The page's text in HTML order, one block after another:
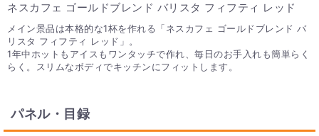
ネスカフェ ゴールドブレンド バリスタ フィフティ レッド
メイン景品は本格的な1杯を作れる「ネスカフェ ゴールドブレンド バ
リスタ フィフティ レッド」。
1年中ホットもアイスもワンタッチで作れ、毎日のお手入れも簡単らく
らく。スリムなボディでキッチンにフィットします。
パネル・目録